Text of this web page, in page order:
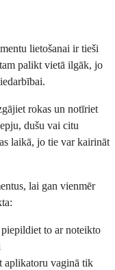
lietošanai ir tieši
palikt vietā ilgāk, jo
rokas un notīriet
dušu vai citu
laikā, jo tie var kairināt
lai gan vienmēr
to ar noteikto
aplikatoru vaginā tik